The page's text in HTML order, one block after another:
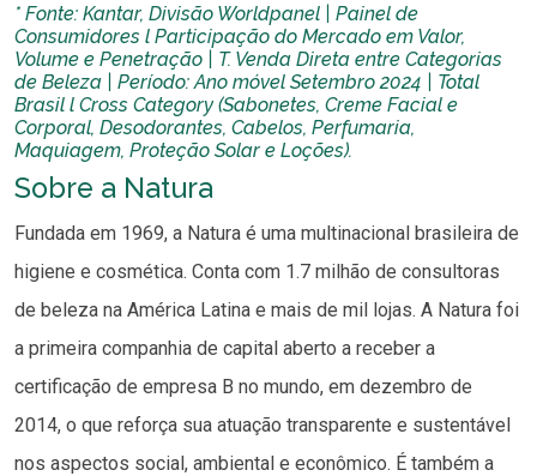
* Fonte: Kantar, Divisão Worldpanel | Painel de
Consumidores l Participação do Mercado em Valor,
Volume e Penetração | T. Venda Direta entre Categorias
de Beleza | Período: Ano móvel Setembro 2024 | Total
Brasil l Cross Category (Sabonetes, Creme Facial e
Corporal, Desodorantes, Cabelos, Perfumaria,
Maquiagem, Proteção Solar e Loções).
Sobre a Natura
Fundada em 1969, a Natura é uma multinacional brasileira de
higiene e cosmética. Conta com 1.7 milhão de consultoras
de beleza na América Latina e mais de mil lojas. A Natura foi
a primeira companhia de capital aberto a receber a
certificação de empresa B no mundo, em dezembro de
2014, o que reforça sua atuação transparente e sustentável
nos aspectos social, ambiental e econômico. É também a